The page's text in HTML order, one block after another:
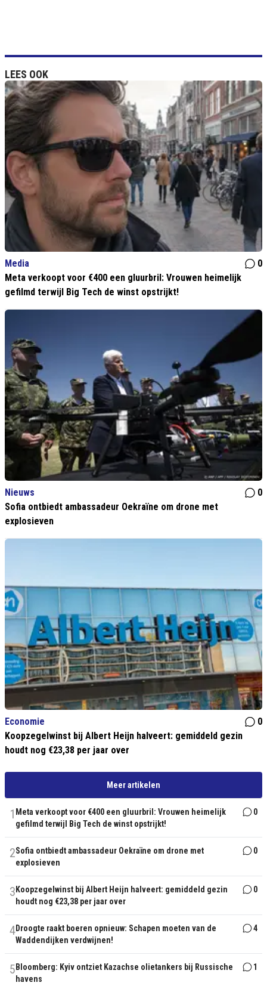
LEES OOK
Media
0
Meta verkoopt voor €400 een gluurbril: Vrouwen heimelijk
gefilmd terwijl Big Tech de winst opstrijkt!
Nieuws
0
Sofia ontbiedt ambassadeur Oekraïne om drone met
explosieven
Economie
0
Koopzegelwinst bij Albert Heijn halveert: gemiddeld gezin
houdt nog €23,38 per jaar over
Meer artikelen
1 Meta verkoopt voor €400 een gluurbril: Vrouwen heimelijk
gefilmd terwijl Big Tech de winst opstrijkt!
0
2Sofia ontbiedt ambassadeur Oekraïne om drone met
explosieven
0
3 Koopzegelwinst bij Albert Heijn halveert: gemiddeld gezin
houdt nog €23,38 per jaar over
0
4Droogte raakt boeren opnieuw: Schapen moeten van de
Waddendijken verdwijnen!
4
5 Bloomberg: Kyiv ontziet Kazachse olietankers bij Russische
havens
1